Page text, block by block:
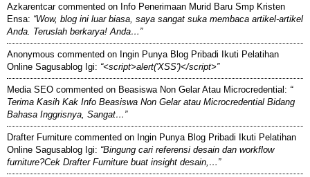
Azkarentcarcommented on Info Penerimaan Murid Baru Smp Kristen
Ensa: “Wow, blog ini luar biasa, saya sangat suka membaca artikel-artikel
Anda. Teruslah berkarya! Anda…”
Anonymous commented on Ingin Punya Blog Pribadi Ikuti Pelatihan
Online Sagusablog Igi: “<script>alert('XSS')</script>”
Media SEO commented on Beasiswa Non Gelar Atau Microcredential: “
Terima Kasih Kak Info Beasiswa Non Gelar atau Microcredential Bidang
Bahasa Inggrisnya, Sangat…”
Drafter Furniture commented on Ingin Punya Blog Pribadi Ikuti Pelatihan
Online Sagusablog Igi: “Bingung cari referensi desain dan workflow
furniture?Cek Drafter Furniture buat insight desain,…”